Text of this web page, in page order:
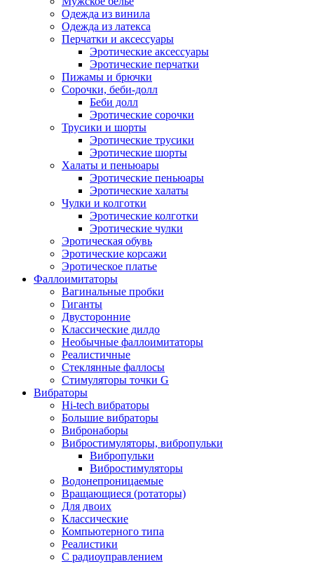
Одежда из винила
Одежда из латекса
Перчатки и аксессуары
Эротические аксессуары
Эротические перчатки
Пижамы и брючки
Сорочки, беби-долл
Беби долл
Эротические сорочки
Трусики и шорты
Эротические трусики
Эротические шорты
Халаты и пеньюары
Эротические пеньюары
Эротические халаты
Чулки и колготки
Эротические колготки
Эротические чулки
Эротическая обувь
Эротические корсажи
Эротическое платье
Фаллоимитаторы
Вагинальные пробки
Гиганты
Двусторонние
Классические дилдо
Необычные фаллоимитаторы
Реалистичные
Стеклянные фаллосы
Стимуляторы точки G
Вибраторы
Hi-tech вибраторы
Большие вибраторы
Вибронаборы
Вибростимуляторы, вибропульки
Вибропульки
Вибростимуляторы
Водонепроницаемые
Вращающиеся (ротаторы)
Для двоих
Классические
Компьютерного типа
Реалистики
С радиоуправлением